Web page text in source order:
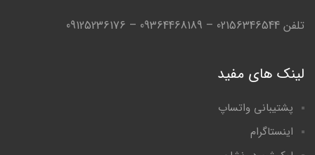
تلفن 02156346544 – 09364468189 – 09125236176
لینک های مفید
پشتیبانی واتساپ
اینستاگرام